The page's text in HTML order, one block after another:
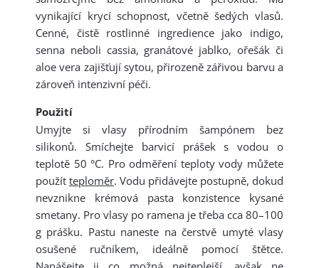
vynikající krycí schopnost, včetně šedých vlasů.
Cenné, čistě rostlinné ingredience jako indigo,
senna neboli cassia, granátové jablko, ořešák či
aloe vera zajišťují sytou, přirozeně zářivou barvu a
zároveň intenzivní péči.
Použití
Umyjte si vlasy přírodním šampónem bez
silikonů. Smíchejte barvicí prášek s vodou o
teplotě 50 °C. Pro odměření teploty vody můžete
použít teploměr. Vodu přidávejte postupně, dokud
nevznikne krémová pasta konzistence kysané
smetany. Pro vlasy po ramena je třeba cca 80–100
g prášku. Pastu naneste na čerstvě umyté vlasy
osušené ručníkem, ideálně pomocí štětce.